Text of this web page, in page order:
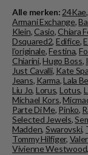
Alle merken: 24Kae
Armani Exchange,
Klein, Casio, Chiara
Dsquared2, Edifice,
l’originale,Festina,
Chiarini,Hugo Boss,
Just Cavalli, Kate
Jeans, Karma,Lala
Liu Jo, Lorus, Lotus,
Michael Kors,
Parte Di Me, Pinko,
Selected Jewels,
Madden, Swarovski,
Tommy Hilfiger,
Vivienne Westwood,